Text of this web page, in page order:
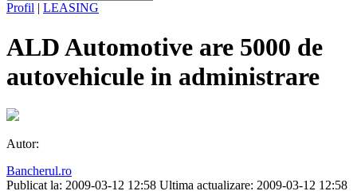
Profil | LEASING
ALD Automotive are 5000 de
autovehicule in administrare
Autor:
Bancherul.ro
Publicat la: 2009-03-12 12:58 Ultima actualizare: 2009-03-12 12:58